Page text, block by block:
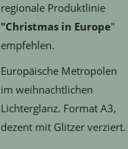
regionale Produktlinie
"Christmas in Europe"
empfehlen.
Europäische Metropolen
im weihnachtlichen
Lichterglanz. Format A3,
dezent mit Glitzer verziert.